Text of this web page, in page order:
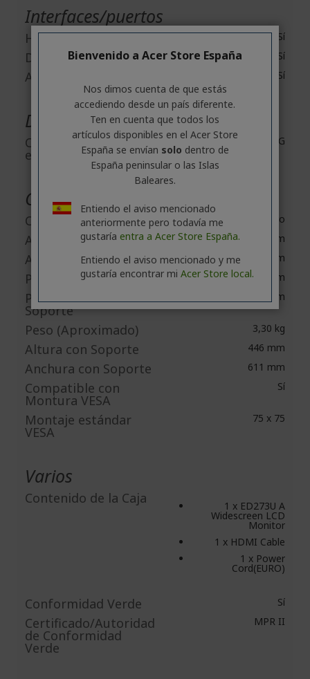
Interfaces/puertos
HDMI Sí
DisplayPort Sí
Auricular Sí
Descripción de alimentación
Clase de eficiencia
energética
G
Características físicas
Color Negro
Altura 363 mm
Anchura 611 mm
Profundidad 76 mm
Profundidad con
Soporte
196 mm
Peso (Aproximado) 3,30 kg
Altura con Soporte 446 mm
Anchura con Soporte 611 mm
Compatible con
Montura VESA
Sí
Montaje estándar
VESA
75 x 75
Varios
Contenido de la Caja 1 x ED273U A
Widescreen LCD
Monitor
1 x HDMI Cable
1 x Power
Cord(EURO)
Conformidad Verde Sí
Certificado/Autoridad
de Conformidad
Verde
MPR II
Bienvenido a Acer Store España
Nos dimos cuenta de que estás
accediendo desde un país diferente.
Ten en cuenta que todos los
artículos disponibles en el Acer Store
España se envían solo dentro de
España peninsular o las Islas
Baleares.
Entiendo el aviso mencionado
anteriormente pero todavía me
gustaría entra a Acer Store España.
Entiendo el aviso mencionado y me
gustaría encontrar mi Acer Store local.